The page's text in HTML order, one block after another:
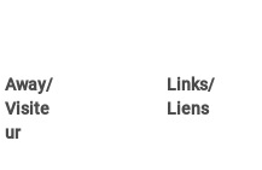
Away/
Visite
ur
Links/
Liens